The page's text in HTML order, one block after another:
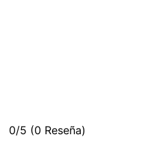
0/5 (0 Reseña)